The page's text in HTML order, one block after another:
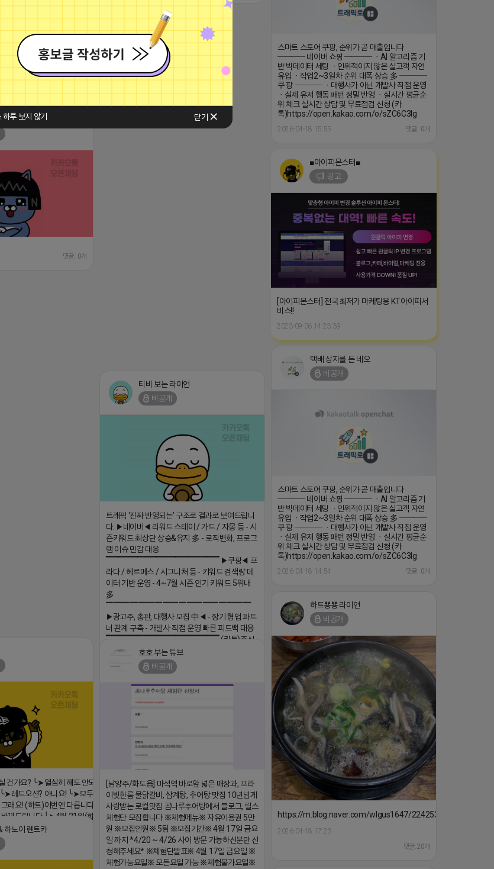
하루 보지 않기 닫기
스마트 스토어 쿠팡, 순위가 곧 매출입니다
──── 네이버 쇼핑 ──── ㆍAI 알고리즘 기
반 빅데이터 세팅 ㆍ인위적이지 않은 실고객 자연
유입 ㆍ작업2~3일차 순위 대폭 상승 多 ────
쿠 팡 ──── ㆍ대행사가 아닌 개발사 직접 운영
ㆍ실제 유저 행동 패턴 정밀 반영 ㆍ실시간 평균순
위 체크 실시간 상담 및 무료점검 신청 (카
톡)https://open.kakao.com/o/sZC6C3Ig
2026-04-18 15:55 댓글: 0개
동인스타배포, 자연스러운
지!▤
든 네오
댓글: 0개
■아이피몬스터■
광고
[아이피몬스터] 전국 최저가 마케팅용 KT아이피서
비스!!
2023-09-06 14:23:39
택배 상자를 든 네오
비공개
스마트 스토어 쿠팡, 순위가 곧 매출입니다
──── 네이버 쇼핑 ──── ㆍAI 알고리즘 기
반 빅데이터 세팅 ㆍ인위적이지 않은 실고객 자연
유입 ㆍ작업2~3일차 순위 대폭 상승 多 ────
쿠 팡 ──── ㆍ대행사가 아닌 개발사 직접 운영
ㆍ실제 유저 행동 패턴 정밀 반영 ㆍ실시간 평균순
위 체크 실시간 상담 및 무료점검 신청 (카
톡)https://open.kakao.com/o/sZC6C3Ig
2026-04-18 14:54 댓글: 0개
티비 보는 라이언
비공개
트래픽 ‘진짜 반영되는’ 구조로 결과로 보여드립니
다. ▶네이버◀ 리워드 스테이 / 가드 / 자몽 등 - 시
즌키워드 최상단 상승&유지 多 - 로직변화, 프로그
램 이슈 민감 대응
▔▔▔▔▔▔▔▔▔▔▔▔▔▔▔▔▔▔ ▶쿠팡◀ 프
라다 / 헤르메스 / 시그니처 등 - 키워드 검색량 데
이터 기반 운영 - 4~7월 시즌 인기 키워드 5위내
多
▔▔▔▔▔▔▔▔▔▔▔▔▔▔▔▔▔▔
▶광고주, 총판, 대행사 모집 中◀ - 장기 협업 파트
너 관계 구축 - 개발사 직접 운영 빠른 피드백 대응
▔▔▔▔▔▔▔▔▔▔▔▔▔▔▔▔▔▔ (카톡)주식
회사 더 풀림 https://더풀림상담.enn.kr https://
더풀림상담.enn.kr
하트뿅뿅 라이언
비공개
https://m.blog.naver.com/wlgus1647/224253846149
2026-04-18 17:23
댓글:20개
건가요? ╰➤열심히 해도 안되는
╰➤레드오션? 아니요! ╰➤모두 같은
그래요! (하트)이번엔 다릅니다. ╰➤
꿔드립니다 ╰➤4월 21일(화) 저
꿀 마지막 기회
eocomim/224250518436
호호 부는 튜브
비공개
[남양주/화도읍] 마석역 바로앞 넓은 매장과, 프라
이빗한룸 물닭갈비, 삼계탕, 추어탕 맛집 10년넘게
사랑받는 로컬맛집 곰나루추어탕에서 블로그, 릴스
체험단 모집합니다 ※체험메뉴※ 자유이용권 5만
원 ※모집인원※ 5팀 ※모집기간※ 4월 17일 금요
일 까지 *4/20 ~ 4/26 사이 방문 가능하신분만 신
청해주세요* ※체험단발표※ 4월 17일 금요일 ※
체험가능요일※ 모든요일 가능 ※체험불가요일※
하노이 렌트카